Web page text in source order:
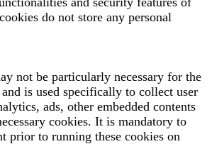
do not store any personal
not be particularly necessary for the
is used specifically to collect user
ads, other embedded contents
cookies. It is mandatory to
prior to running these cookies on